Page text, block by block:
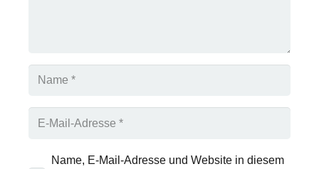
Name, E-Mail-Adresse und Website in diesem